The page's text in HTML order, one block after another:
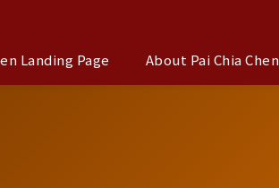
Landing Page About Pai Chia Chen